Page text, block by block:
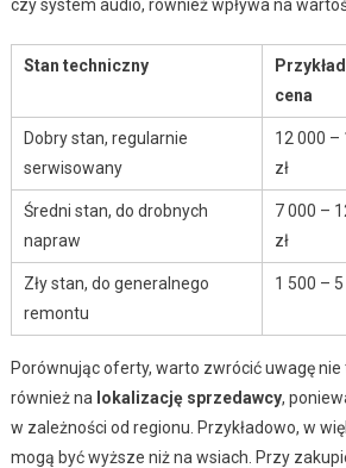
czy system audio, również wpływa na
Stan techniczny
cena
Dobry stan, regularnie
serwisowany
12 000 –
zł
Średni stan, do drobnych
napraw
7 000 –
zł
Zły stan, do generalnego
remontu
1 500 – 5
Porównując oferty, warto zwrócić uwagę nie
również na lokalizację sprzedawcy,
w zależności od regionu. Przykładowo, w
mogą być wyższe niż na wsiach. Przy